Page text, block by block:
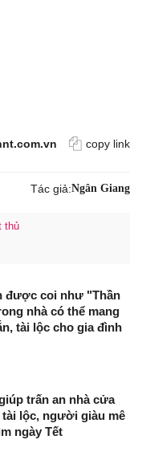
copy link
Tác giả:Ngân Giang
thủ
được coi như "Thần
nhà có thể mang
tài lộc cho gia đình
trấn an nhà cửa
lộc, người giàu mê
ngày Tết